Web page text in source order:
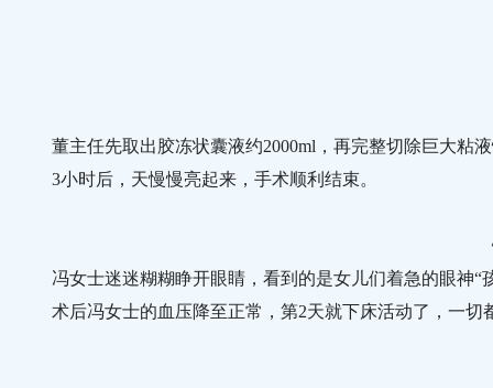
董主任先取出胶冻状囊液约2000ml，再完整切除巨大粘
3小时后，天慢慢亮起来，手术顺利结束。
冯女士迷迷糊糊睁开眼睛，看到的是女儿们着急的眼神“
术后冯女士的血压降至正常，第2天就下床活动了，一切